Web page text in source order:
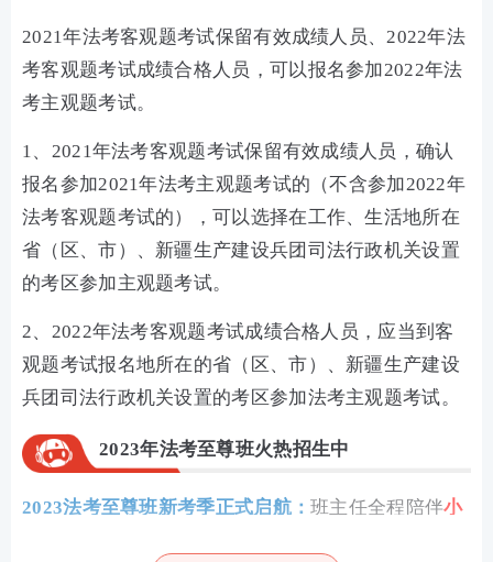
2021年法考客观题考试保留有效成绩人员、2022年法
考客观题考试成绩合格人员，可以报名参加2022年法
考主观题考试。
1、2021年法考客观题考试保留有效成绩人员，确认
报名参加2021年法考主观题考试的（不含参加2022年
法考客观题考试的），可以选择在工作、生活地所在
省（区、市）、新疆生产建设兵团司法行政机关设置
的考区参加主观题考试。
2、2022年法考客观题考试成绩合格人员，应当到客
观题考试报名地所在的省（区、市）、新疆生产建设
兵团司法行政机关设置的考区参加法考主观题考试。
2023年法考至尊班火热招生中
2023法考至尊班新考季正式启航：班主任全程陪伴小